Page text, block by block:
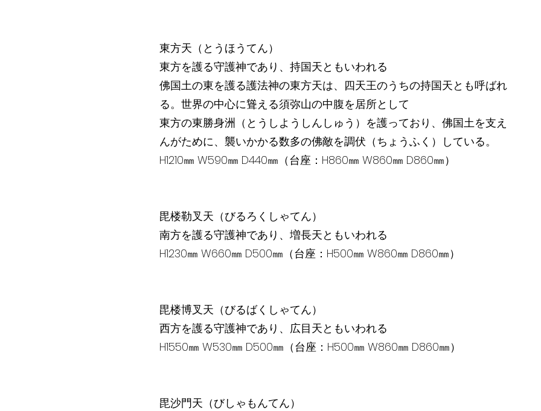
東方天（とうほうてん）
東方を護る守護神であり、持国天ともいわれる
佛国土の東を護る護法神の東方天は、四天王のうちの持国天とも呼ばれ
る。世界の中心に聳える須弥山の中腹を居所として
東方の東勝身洲（とうしようしんしゅう）を護っており、佛国土を支え
んがために、襲いかかる数多の佛敵を調伏（ちょうふく）している。
H1210㎜ W590㎜ D440㎜（台座：H860㎜ W860㎜ D860㎜）
毘楼勒叉天（びるろくしゃてん）
南方を護る守護神であり、増長天ともいわれる
H1230㎜ W660㎜ D500㎜（台座：H500㎜ W860㎜ D860㎜）
毘楼博叉天（びるばくしゃてん）
西方を護る守護神であり、広目天ともいわれる
H1550㎜ W530㎜ D500㎜（台座：H500㎜ W860㎜ D860㎜）
毘沙門天（びしゃもんてん）